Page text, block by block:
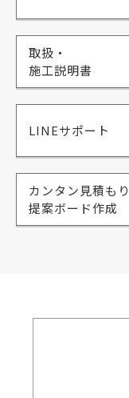
取扱・
施工説明書
LINEサポート
カンタン見積もり
提案ボード作成